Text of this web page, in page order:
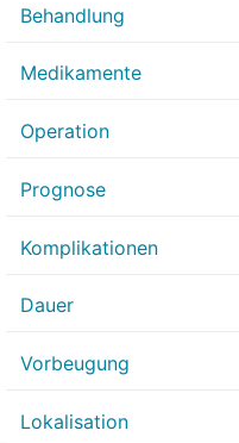
Behandlung
Medikamente
Operation
Prognose
Komplikationen
Dauer
Vorbeugung
Lokalisation